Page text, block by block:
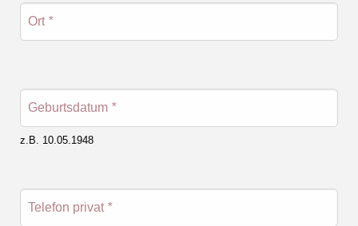
Ort *
Geburtsdatum *
z.B. 10.05.1948
Telefon privat *